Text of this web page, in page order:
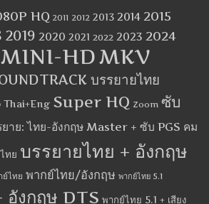
HQ 2011 2012 2013 2014 2015
2019 2020 2021 2022 2023 2024
MINI-HDMKV
บรรยายไทย
Thai+Eng Super HQ Zoom ซับ
ยาย: ไทย-อังกฤษ Master + ซับ PGS คม
ทย บรรยายไทย + อังกฤษ
ย์ไทย พากย์ไทย/อังกฤษ พากย์ไทย 5.1
อังกฤษ DTS พากย์ไทย 5.1 + เสียง